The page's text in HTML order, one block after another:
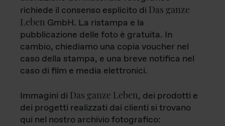
richiede il consenso esplicito di Das ganze
Leben GmbH. La ristampa e la
pubblicazione delle foto è gratuita. In
cambio, chiediamo una copia voucher nel
caso della stampa, e una breve notifica nel
caso di film e media elettronici.
Immagini di Das ganze Leben, dei prodotti e
dei progetti realizzati dai clienti si trovano
qui nel nostro archivio fotografico: